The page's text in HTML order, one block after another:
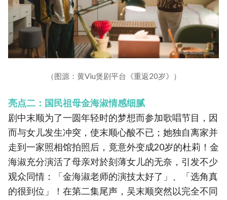
（图源：黄Viu煲剧平台《重返20岁》）
亮点二：国民祖母金海淑情感细腻
剧中末顺为了一圆年轻时的梦想而参加歌唱节目，因
而与女儿发生冲突，使末顺心酸不已；她独自离家并
走到一家照相馆拍照后，竟意外变成20岁的杜莉！金
海淑充分演活了母亲对於刻薄女儿的无奈，引发不少
观众同情：「金海淑老师的演技太好了」、「选角真
的很到位」！在第二集尾声，吴末顺突然以完全不同